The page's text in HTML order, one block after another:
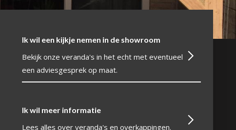
Ik wil een kijkje nemen in de showroom
Bekijk onze veranda's in het echt met eventueel
een adviesgesprek op maat.
Ik wil meer informatie
Lees alles over veranda's en overkappingen.